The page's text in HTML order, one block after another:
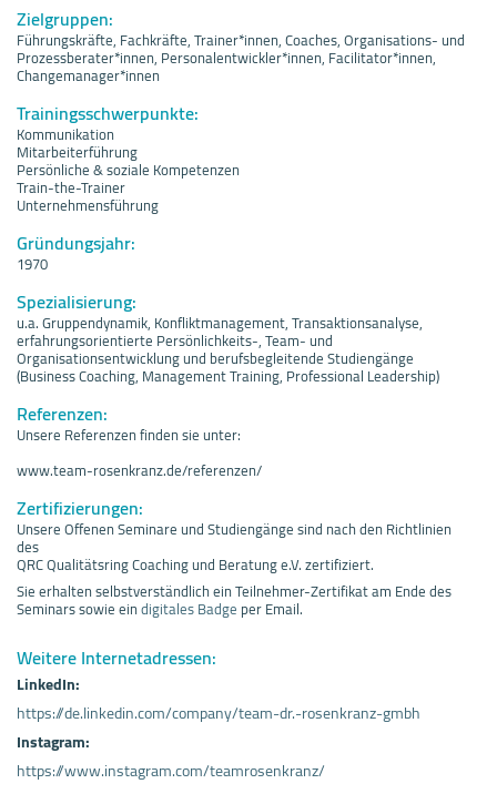
Zielgruppen:
Führungskräfte, Fachkräfte, Trainer*innen, Coaches, Organisations- und
Prozessberater*innen, Personalentwickler*innen, Facilitator*innen,
Changemanager*innen
Trainingsschwerpunkte:
Kommunikation
Mitarbeiterführung
Persönliche & soziale Kompetenzen
Train-the-Trainer
Unternehmensführung
Gründungsjahr:
1970
Spezialisierung:
u.a. Gruppendynamik, Konfliktmanagement, Transaktionsanalyse,
erfahrungsorientierte Persönlichkeits-, Team- und
Organisationsentwicklung und berufsbegleitende Studiengänge
(Business Coaching, Management Training, Professional Leadership)
Referenzen:
Unsere Referenzen finden sie unter:
www.team-rosenkranz.de/referenzen/
Zertifizierungen:
Unsere Offenen Seminare und Studiengänge sind nach den Richtlinien
des
QRC Qualitätsring Coaching und Beratung e.V. zertifiziert.
Sie erhalten selbstverständlich ein Teilnehmer-Zertifikat am Ende des
Seminars sowie eindigitales Badge per Email.
Weitere Internetadressen:
LinkedIn:
https://de.linkedin.com/company/team-dr.-rosenkranz-gmbh
Instagram:
https://www.instagram.com/teamrosenkranz/